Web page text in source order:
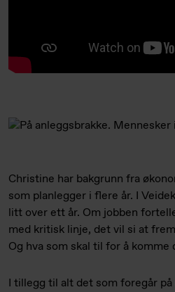
Christine har bakgrunn fra
som planlegger i flere år. I
litt over ett år. Om jobben
med kritisk linje, det vil si at
Og hva som skal til for å
I tillegg til alt det som foregår